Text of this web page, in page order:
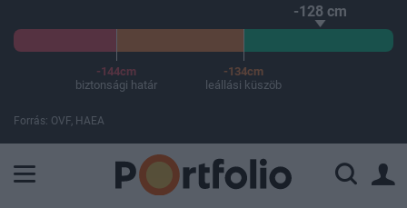
-128 cm
-144cm
biztonsági határ
-134cm
leállási küszöb
Forrás: OVF, HAEA